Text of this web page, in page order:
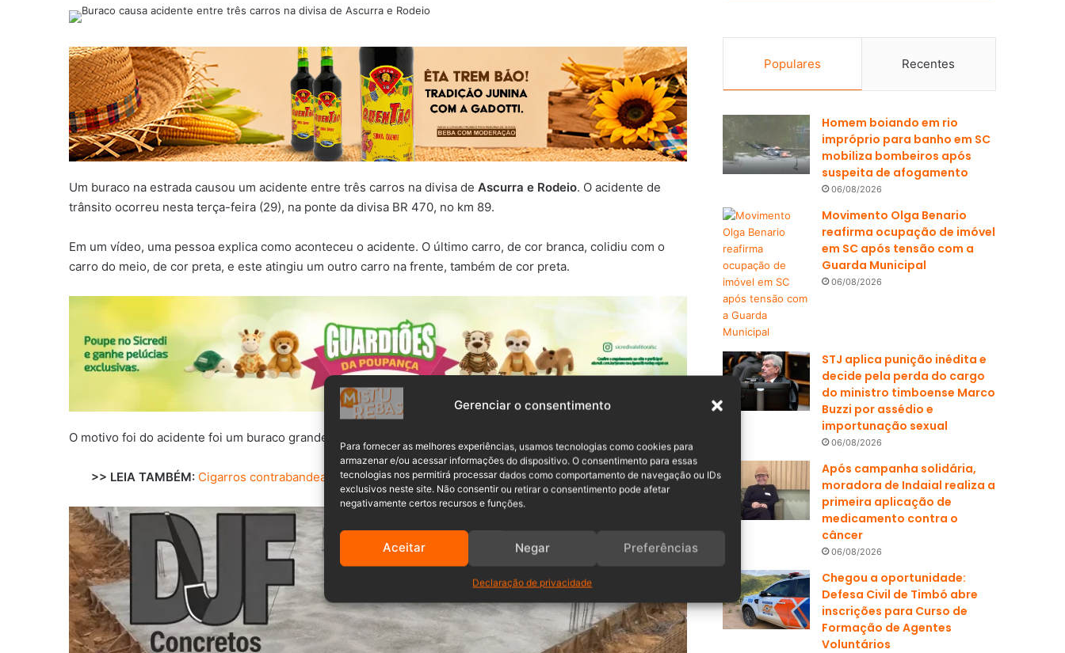
Gerenciar o consentimento
Para fornecer as melhores experiências, usamos tecnologias como cookies para
armazenar e/ou acessar informações do dispositivo. O consentimento para essas
tecnologias nos permitirá processar dados como comportamento de navegação ou IDs
exclusivos neste site. Não consentir ou retirar o consentimento pode afetar
negativamente certos recursos e funções.
Aceitar Negar Preferências
Declaração de privacidade
Um buraco na estrada causou um acidente entre três carros na divisa de Ascurra e Rodeio. O acidente de
trânsito ocorreu nesta terça-feira (29), na ponte da divisa BR 470, no km 89.
Em um vídeo, uma pessoa explica como aconteceu o acidente. O último carro, de cor branca, colidiu com o
carro do meio, de cor preta, e este atingiu um outro carro na frente, também de cor preta.
O motivo foi do acidente foi um buraco grande que estava na estrada.
>> LEIA TAMBÉM: Cigarros contrabandeados são apreendidos em Jaraguá do Sul
Populares Recentes
Homem boiando em rio
impróprio para banho em SC
mobiliza bombeiros após
suspeita de afogamento
06/08/2026
Movimento Olga Benario
reafirma ocupação de imóvel
em SC após tensão com a
Guarda Municipal
06/08/2026
STJ aplica punição inédita e
decide pela perda do cargo
do ministro timboense Marco
Buzzi por assédio e
importunação sexual
06/08/2026
Após campanha solidária,
moradora de Indaial realiza a
primeira aplicação de
medicamento contra o
câncer
06/08/2026
Chegou a oportunidade:
Defesa Civil de Timbó abre
inscrições para Curso de
Formação de Agentes
Voluntários